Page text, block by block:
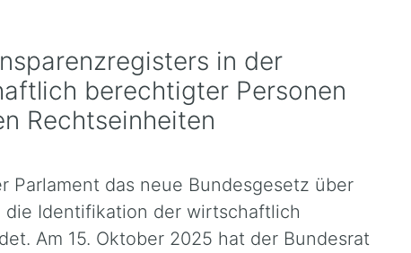
in der
berechtigter Personen
Rechtseinheiten
Parlament das neue Bundesgesetz über
die Identifikation der wirtschaftlich
Am 15. Oktober 2025 hat der Bundesrat